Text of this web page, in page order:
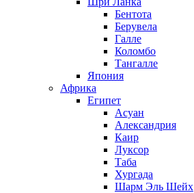
Бентота
Берувела
Галле
Коломбо
Тангалле
Япония
Африка
Египет
Асуан
Александрия
Каир
Луксор
Таба
Хургада
Шарм Эль Шейх